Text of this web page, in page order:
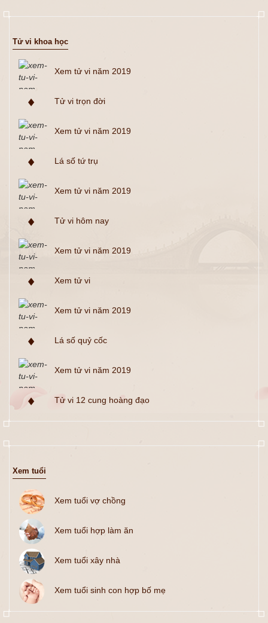
Tử vi khoa học
Xem tử vi năm 2019
Tử vi trọn đời
Xem tử vi năm 2019
Lá số tứ trụ
Xem tử vi năm 2019
Tử vi hôm nay
Xem tử vi năm 2019
Xem tử vi
Xem tử vi năm 2019
Lá số quỷ cốc
Xem tử vi năm 2019
Tử vi 12 cung hoàng đạo
Xem tuổi
Xem tuổi vợ chồng
Xem tuổi hợp làm ăn
Xem tuổi xây nhà
Xem tuổi sinh con hợp bố mẹ